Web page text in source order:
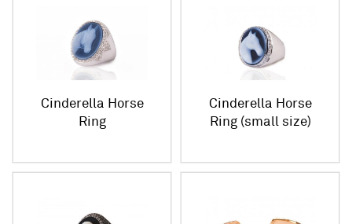
Cinderella Horse
Ring
Cinderella Horse
Ring (small size)